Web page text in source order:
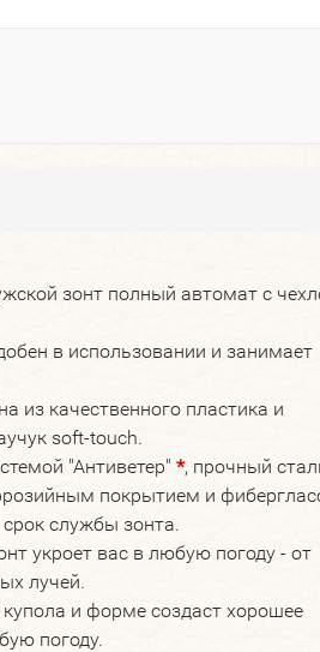
зонт полный автомат с
в использовании и занимает
из качественного пластика и
soft-touch.
"Антиветер" *, прочный
покрытием и
службы зонта.
укроет вас в любую погоду - от
лучей.
купола и форме создаст хорошее
погоду.